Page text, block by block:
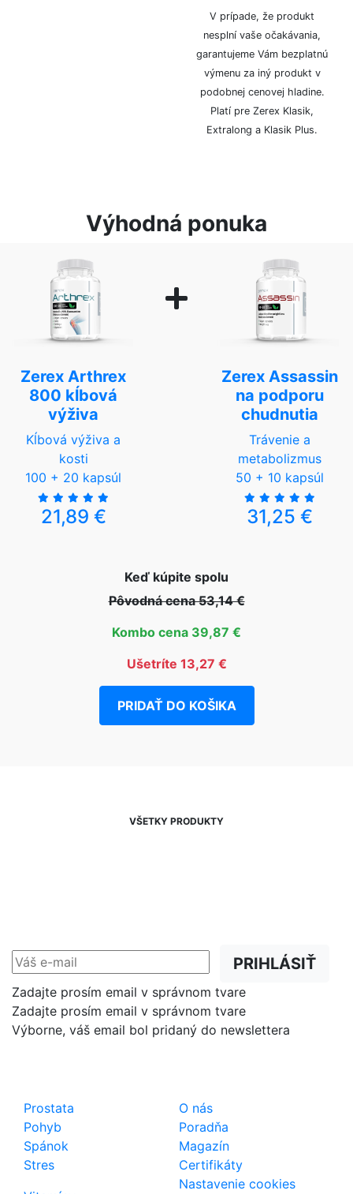
V prípade, že produkt
nesplní vaše očakávania,
garantujeme Vám bezplatnú
výmenu za iný produkt v
podobnej cenovej hladine.
Platí pre Zerex Klasik,
Extralong a Klasik Plus.
Výhodná ponuka
Zerex Arthrex
800 kĺbová
výživa
Kĺbová výživa a
kosti
100 + 20 kapsúl
21,89 €
Zerex Assassin
na podporu
chudnutia
Trávenie a
metabolizmus
50 + 10 kapsúl
31,25 €
Keď kúpite spolu
Pôvodná cena 53,14 €
Kombo cena 39,87 €
Ušetríte 13,27 €
PRIDAŤ DO KOŠIKA
VŠETKY PRODUKTY
PRIHLÁSIŤ
Zadajte prosím email v správnom tvare
Zadajte prosím email v správnom tvare
Výborne, váš email bol pridaný do newslettera
Prostata
Pohyb
Spánok
Stres
O nás
Poradňa
Magazín
Certifikáty
Nastavenie cookies